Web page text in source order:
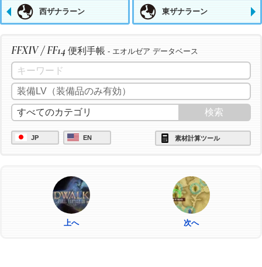
西ザナラーン 東ザナラーン
FFXIV / FF14 便利手帳 - エオルゼア データベース
JP EN 素材計算ツール
上へ 次へ